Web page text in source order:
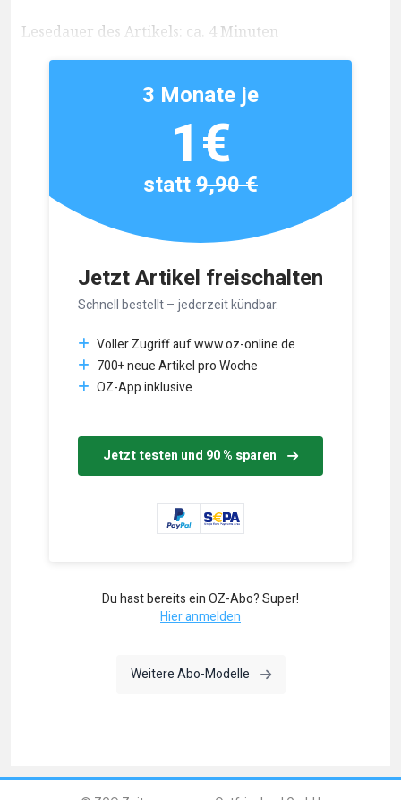
Lesedauer des Artikels: ca. 4 Minuten
Jetzt Artikel freischalten
Schnell bestellt – jederzeit kündbar.
Voller Zugriff auf www.oz-online.de
700+ neue Artikel pro Woche
OZ-App inklusive
Jetzt testen und 90 % sparen
3 Monate je
1€
statt9,90 €
Du hast bereits ein OZ-Abo? Super!
Hier anmelden
Weitere Abo-Modelle